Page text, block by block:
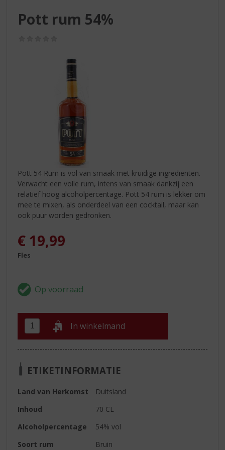
Pott rum 54%
Pott 54 Rum is vol van smaak met kruidige ingrediënten.
Verwacht een volle rum, intens van smaak dankzij een
relatief hoog alcoholpercentage. Pott 54 rum is lekker om
mee te mixen, als onderdeel van een cocktail, maar kan
ook puur worden gedronken.
€ 19,99
Fles
In winkelmand
ETIKETINFORMATIE
Land van Herkomst
Duitsland
Inhoud
70 CL
Alcoholpercentage
54% vol
Soort rum
Bruin